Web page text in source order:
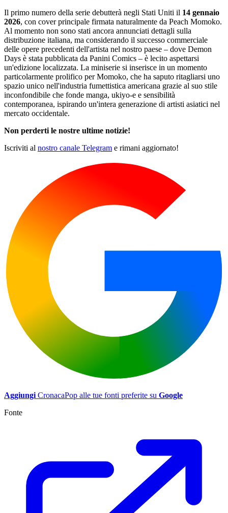
Il primo numero della serie debutterà negli Stati Uniti il 14 gennaio
2026, con cover principale firmata naturalmente da Peach Momoko.
Al momento non sono stati ancora annunciati dettagli sulla
distribuzione italiana, ma considerando il successo commerciale
delle opere precedenti dell'artista nel nostro paese – dove Demon
Days è stata pubblicata da Panini Comics – è lecito aspettarsi
un'edizione localizzata. La miniserie si inserisce in un momento
particolarmente prolifico per Momoko, che ha saputo ritagliarsi uno
spazio unico nell'industria fumettistica americana grazie al suo stile
inconfondibile che fonde manga, ukiyo-e e sensibilità
contemporanea, ispirando un'intera generazione di artisti asiatici nel
mercato occidentale.
Non perderti le nostre ultime notizie!
Iscriviti al nostro canale Telegram e rimani aggiornato!
Aggiungi CronacaPop alle tue fonti preferite su Google
Fonte